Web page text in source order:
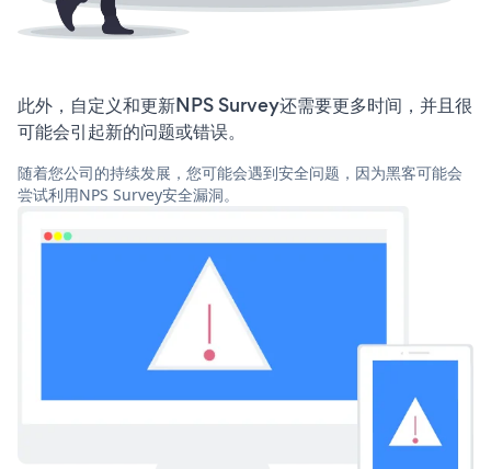
此外，自定义和更新NPS Survey还需要更多时间，并且很
可能会引起新的问题或错误。
随着您公司的持续发展，您可能会遇到安全问题，因为黑客可能会
尝试利用NPS Survey安全漏洞。